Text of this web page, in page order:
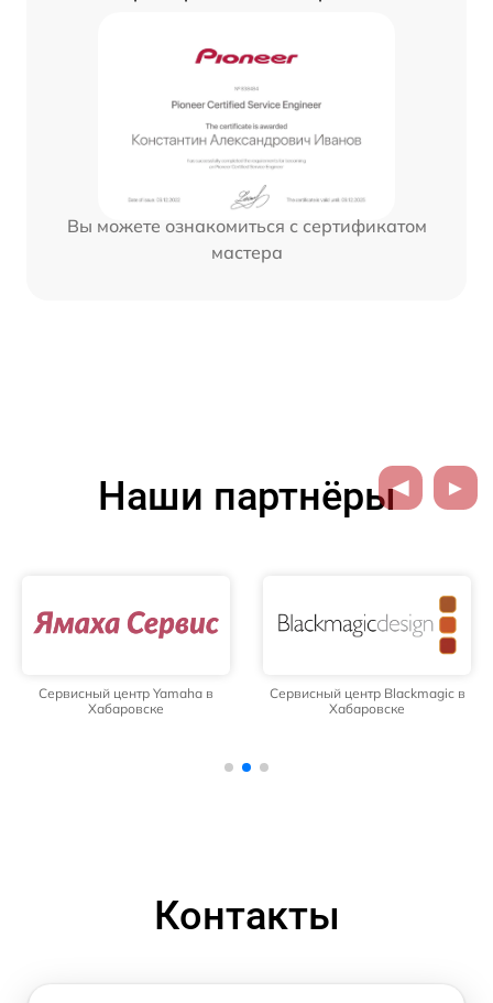
Вы можете ознакомиться с сертификатом
мастера
Наши партнёры
Сервисный центр Yamaha в
Хабаровске
Сервисный центр Blackmagic в
Хабаровске
Контакты